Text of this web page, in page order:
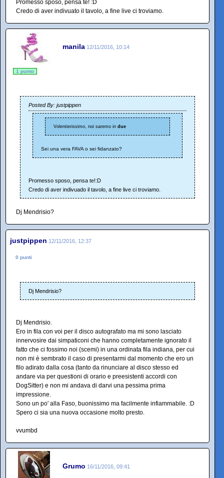
Promesso sposo, pensa te! :D
Credo di aver indivuato il tavolo, a fine live ci troviamo.
manila 12/11/2016, 10:14
1 punto
Posted By: justpippen
Volentierissimo, noi saremo in due
Sei una vera FAVA o sei fidanzato?
Promesso sposo, pensa te!:D
Credo di aver indivuado il tavolo, a fine live ci troviamo.
Dj Mendrisio?
justpippen 12/11/2016, 12:37
0 punti
Dj Mendrisio?
Dj Mendrisio.
Ero in fila con voi per il disco autografato ma mi sono lasciato
innervosire dai simpaticoni che hanno completamente ignorato il
fatto che ci fossimo noi (scemi) in una ordinata fila indiana, per cui
non mi è sembrato il caso di presentarmi dal momento che ero un
filo adirato dalla cosa (tanto da rinunciare al disco stesso ed
andare via per questioni di orario e preesistenti accordi con
DogSitter) e non mi andava di darvi una pessima prima
impressione.
Sono un po' alla Faso, buonissimo ma facilmente infiammabile. :D
Spero ci sia una nuova occasione molto presto.
vvumbd
Grumo 16/11/2016, 09:41